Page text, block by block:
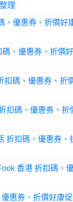
理
、優惠券、折價好
、優惠券、折價
扣碼、優惠券、折
扣碼、優惠券、折
折扣碼、優惠券、
香港 折扣碼、
惠券、折價好康